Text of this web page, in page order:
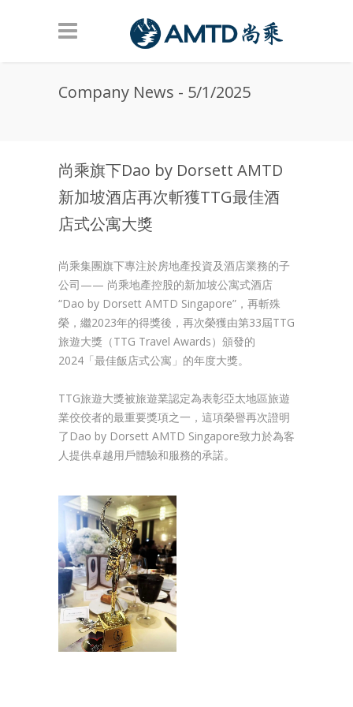
Company News - 5/1/2025
尚乘旗下Dao by Dorsett AMTD
新加坡酒店再次斬獲TTG最佳酒
店式公寓大獎
尚乘集團旗下專注於房地產投資及酒店業務的子
公司—— 尚乘地產控股的新加坡公寓式酒店
“Dao by Dorsett AMTD Singapore”，再斬殊
榮，繼2023年的得獎後，再次榮獲由第33屆TTG
旅遊大獎（TTG Travel Awards）頒發的
2024「最佳飯店式公寓」的年度大獎。
TTG旅遊大獎被旅遊業認定為表彰亞太地區旅遊
業佼佼者的最重要獎項之一，這項榮譽再次證明
了Dao by Dorsett AMTD Singapore致力於為客
人提供卓越用戶體驗和服務的承諾。